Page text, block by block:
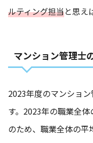
ルティング担当と思え
マンション管理士
2023年度のマンショ
す。2023年の職業全
のため、職業全体の平